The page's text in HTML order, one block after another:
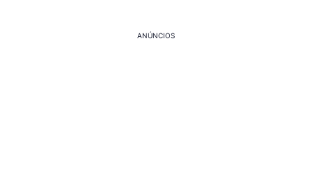
ANÚNCIOS